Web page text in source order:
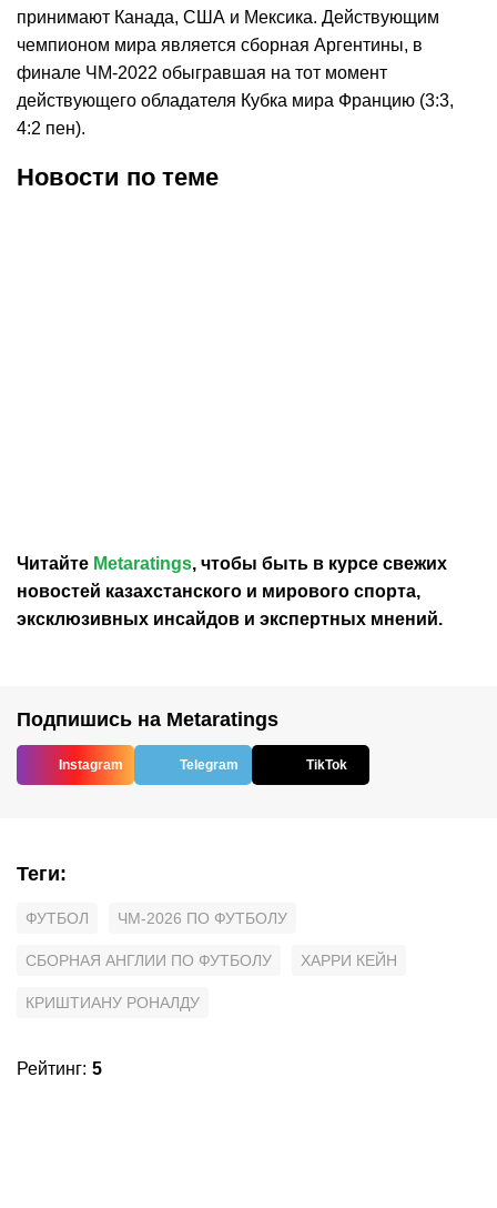
принимают Канада, США и Мексика. Действующим
чемпионом мира является сборная Аргентины, в
финале ЧМ-2022 обыгравшая на тот момент
действующего обладателя Кубка мира Францию (3:3,
4:2 пен).
Новости по теме
Читайте Metaratings, чтобы быть в курсе свежих
новостей казахстанского и мирового спорта,
эксклюзивных инсайдов и экспертных мнений.
Подпишись на Metaratings
Instagram Telegram TikTok
Теги:
ФУТБОЛ ЧМ-2026 ПО ФУТБОЛУ
СБОРНАЯ АНГЛИИ ПО ФУТБОЛУ ХАРРИ КЕЙН
КРИШТИАНУ РОНАЛДУ
Рейтинг: 5